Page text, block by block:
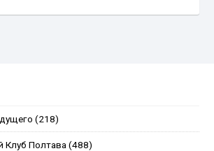
(218)
Клуб Полтава (488)